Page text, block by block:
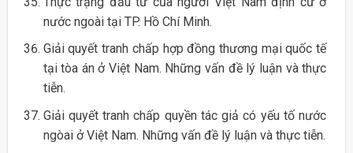
nước ngoài tại TP. Hồ Chí Minh.
Giải quyết tranh chấp hợp đồng thương mại quốc tế
tại tòa án ở Việt Nam. Những vấn đề lý luận và thực
tiễn.
Giải quyết tranh chấp quyền tác giả có yếu tố nước
ngòai ở Việt Nam. Những vấn đề lý luận và thực tiễn.